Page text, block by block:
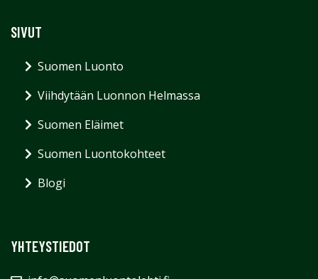
SIVUT
Suomen Luonto
Viihdytään Luonnon Helmassa
Suomen Eläimet
Suomen Luontokohteet
Blogi
YHTEYSTIEDOT